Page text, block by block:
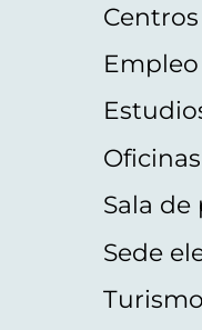
Empleo
Sala de
Sede
Turismo